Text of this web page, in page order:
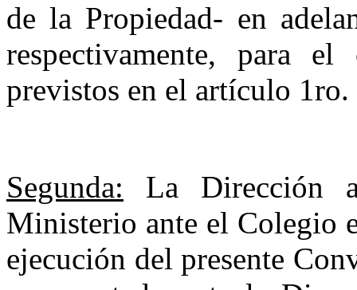
de la Propiedad- en
respectivamente, para
previstos en el artículo
Segunda: La Dirección
Ministerio ante el Colegio
ejecución del presente